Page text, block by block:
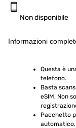
Non disponibile
Informazioni
Questa è
telefono.
Basta
eSIM. Non
Pacchetto
automatico,